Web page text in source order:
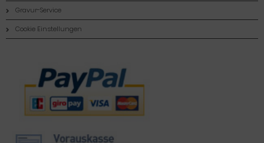
Gravur-Service
Cookie Einstellungen
Zahlungsmethoden